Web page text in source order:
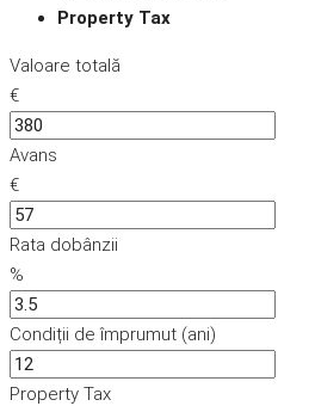
Property Tax
Valoare totală
€
Avans
€
Rata dobânzii
%
Condiții de împrumut (ani)
Property Tax